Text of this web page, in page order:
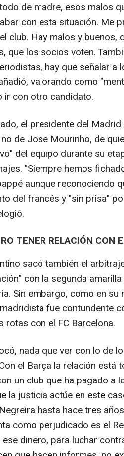
de madre, esos malos
con esta situación. Me
club. Hay malos y buenos,
que los socios voten.
hay que señalar a
valorando como
ir con otro candidato.
el presidente del
de Jose Mourinho, de
del equipo durante su
"Siempre hemos
aunque reconociendo
del francés y "sin prisa"
TENER RELACIÓN CON
sacó también el
con la segunda
Sin embargo, como en su
fue contundente
rotas con el FC Barcelona.
nada que ver con lo de
el Barça la relación está
un club que ha pagado a
la justicia actúe en este
hasta hace tres
como perjudicado es el
dinero, para luchar